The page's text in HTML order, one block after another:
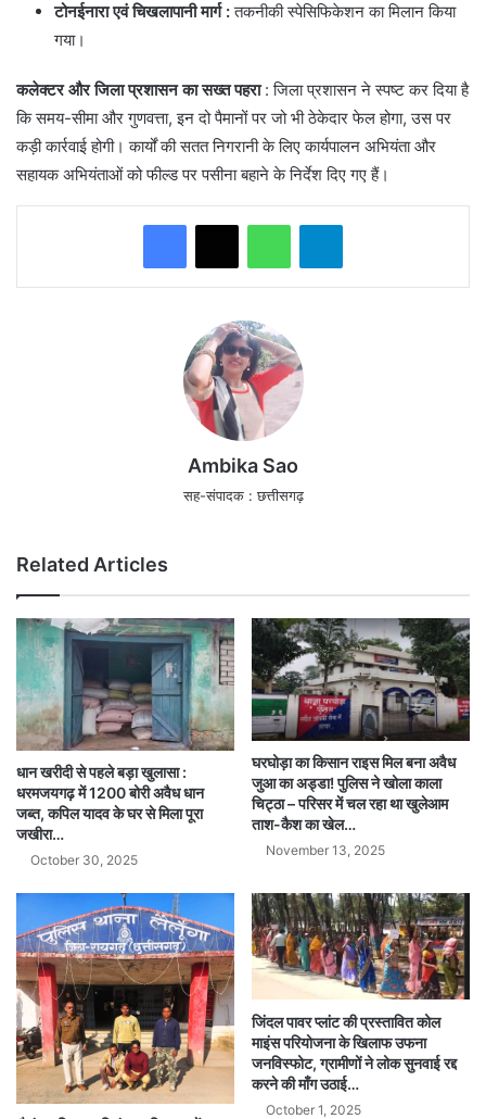
टोनईनारा एवं चिखलापानी मार्ग :तकनीकी स्पेसिफिकेशन का मिलान किया
गया।
कलेक्टर और जिला प्रशासन का सख्त पहरा: ​जिला प्रशासन ने स्पष्ट कर दिया है
कि समय-सीमा और गुणवत्ता, इन दो पैमानों पर जो भी ठेकेदार फेल होगा, उस पर
कड़ी कार्रवाई होगी। कार्यों की सतत निगरानी के लिए कार्यपालन अभियंता और
सहायक अभियंताओं को फील्ड पर पसीना बहाने के निर्देश दिए गए हैं।
WhatsAppTelegram
Ambika Sao
सह-संपादक : छत्तीसगढ़
Related Articles
धान खरीदी से पहले बड़ा खुलासा :
धरमजयगढ़ में 1200 बोरी अवैध धान
जब्त, कपिल यादव के घर से मिला पूरा
जखीरा…
October 30, 2025
घरघोड़ा का किसान राइस मिल बना अवैध
जुआ का अड्डा! पुलिस ने खोला काला
चिट्ठा – परिसर में चल रहा था खुलेआम
ताश-कैश का खेल…
November 13, 2025
जिंदल पावर प्लांट की प्रस्तावित कोल
माइंस परियोजना के खिलाफ उफना
जनविस्फोट, ग्रामीणों ने लोक सुनवाई रद्द
करने की माँग उठाई…
October 1, 2025